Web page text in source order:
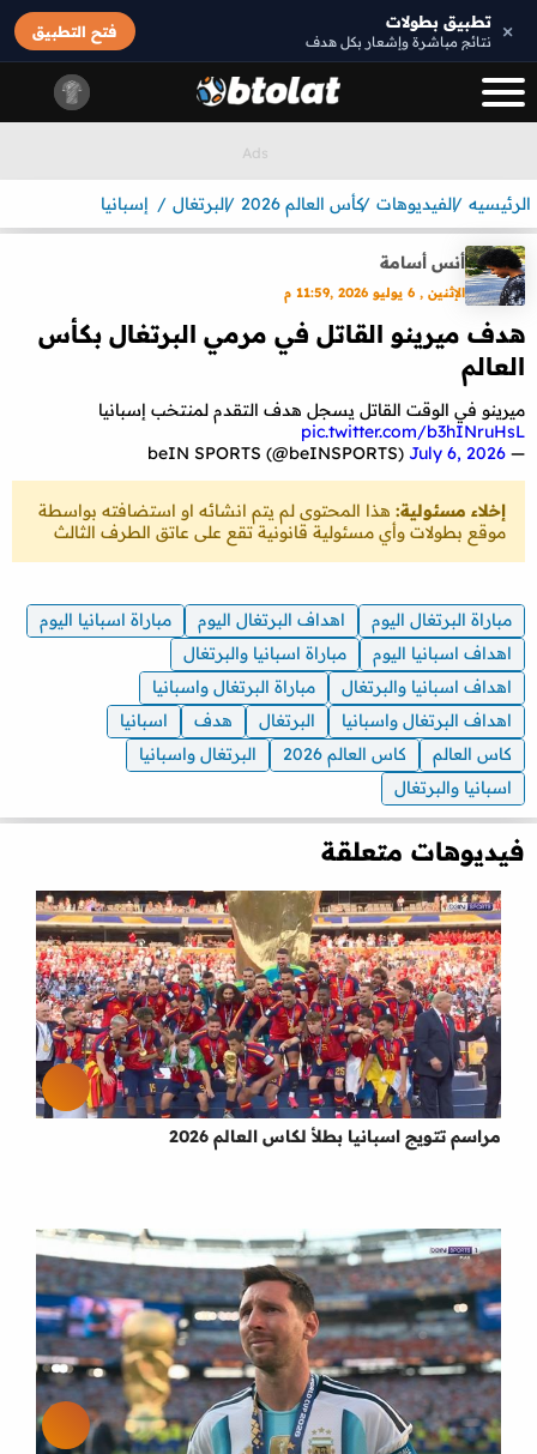
× تطبيق بطولات
نتائج مباشرة وإشعار بكل هدف
فتح التطبيق
الرئيسيه الفيديوهات كأس العالم 2026 البرتغال إسبانيا
أنس أسامة
الإثنين , 6 يوليو 2026 ,11:59 م
هدف ميرينو القاتل في مرمي البرتغال بكأس
العالم
ميرينو في الوقت القاتل يسجل هدف التقدم لمنتخب إسبانيا
pic.twitter.com/b3hINruHsL
— beIN SPORTS (@beINSPORTS)
July 6, 2026
إخلاء مسئولية: هذا المحتوى لم يتم انشائه او استضافته بواسطة
موقع بطولات وأي مسئولية قانونية تقع على عاتق الطرف الثالث
مباراة البرتغال اليوم اهداف البرتغال اليوم
مباراة اسبانيا اليوم
اهداف اسبانيا اليوم
مباراة اسبانيا والبرتغال
اهداف اسبانيا والبرتغال
مباراة البرتغال واسبانيا
اهداف البرتغال واسبانيا
البرتغال هدف
اسبانيا
كاس العالم
كاس العالم 2026
البرتغال واسبانيا
اسبانيا والبرتغال
فيديوهات متعلقة
مراسم تتويج اسبانيا بطلأ لكاس العالم 2026